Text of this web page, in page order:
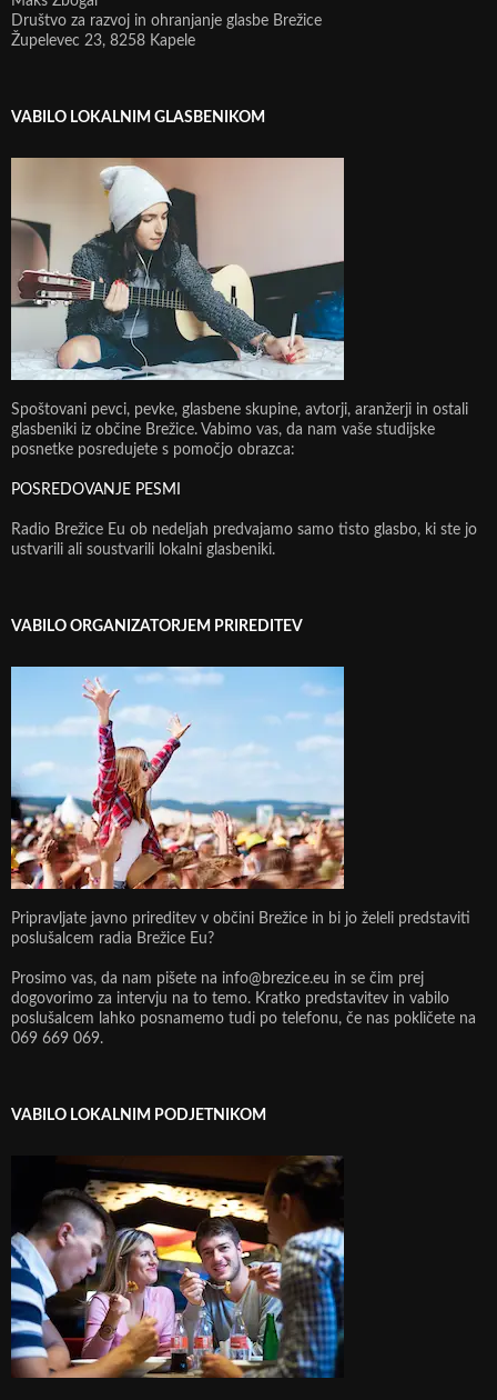
Društvo za razvoj in ohranjanje glasbe Brežice
Župelevec 23, 8258 Kapele
VABILO LOKALNIM GLASBENIKOM
Spoštovani pevci, pevke, glasbene skupine, avtorji, aranžerji in ostali
glasbeniki iz občine Brežice. Vabimo vas, da nam vaše studijske
posnetke posredujete s pomočjo obrazca:
POSREDOVANJE PESMI
Radio Brežice Eu ob nedeljah predvajamo samo tisto glasbo, ki ste jo
ustvarili ali soustvarili lokalni glasbeniki.
VABILO ORGANIZATORJEM PRIREDITEV
Pripravljate javno prireditev v občini Brežice in bi jo želeli predstaviti
poslušalcem radia Brežice Eu?
Prosimo vas, da nam pišete na info@brezice.eu in se čim prej
dogovorimo za intervju na to temo. Kratko predstavitev in vabilo
poslušalcem lahko posnamemo tudi po telefonu, če nas pokličete na
069 669 069.
VABILO LOKALNIM PODJETNIKOM